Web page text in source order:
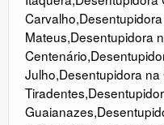
Carvalho,
Mateus,Desentupidora
Centenário,
Julho,Desentupidora na
Tiradentes,
Guaianazes,